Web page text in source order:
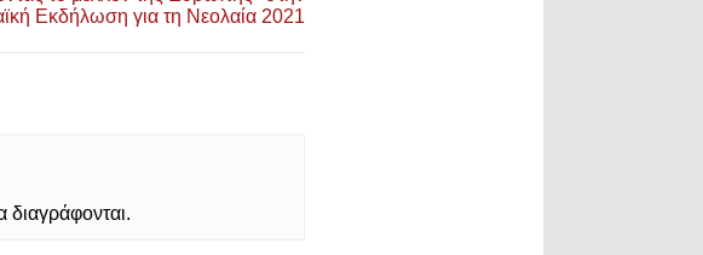
Εκδήλωση για τη Νεολαία 2021